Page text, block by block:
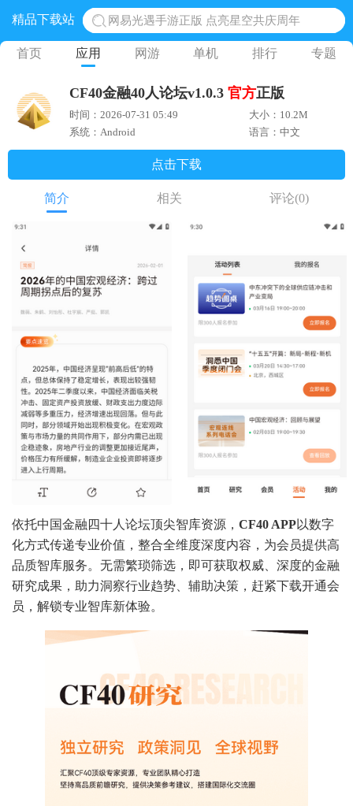
精品下载站
网易光遇手游正版 点亮星空共庆周年
黎明觉醒生机腾讯正版 黎明觉醒生机国际服
奥特曼王者传奇 正版奥特曼游戏
地铁跑酷体验服国际服 地铁跑酷体验服版本
首页 应用 网游 单机 排行 专题
CF40金融40人论坛v1.0.3 官方正版
时间：2026-07-31 05:49
大小：10.2M
系统：Android
语言：中文
点击下载
简介 相关 评论(0)
依托中国金融四十人论坛顶尖智库资源， CF40 APP以数字
化方式传递专业价值，整合全维度深度内容，为会员提供高
品质智库服务。无需繁琐筛选，即可获取权威、深度的金融
研究成果，助力洞察行业趋势、辅助决策，赶紧下载开通会
员，解锁专业智库新体验。